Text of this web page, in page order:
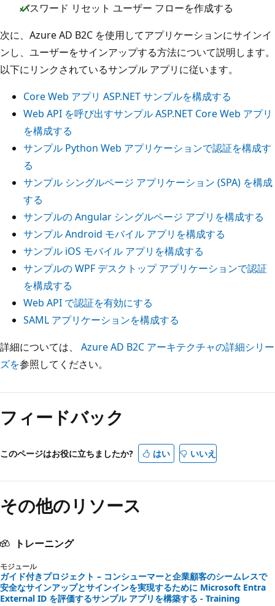
パスワード リセット ユーザー フローを作成する
次に、Azure AD B2C を使用してアプリケーションにサインイ
ンし、ユーザーをサインアップする方法について説明します。
以下にリンクされているサンプル アプリに従います。
Core Web アプリ ASP.NET サンプルを構成する
Web API を呼び出すサンプル ASP.NET Core Web アプリ
を構成する
サンプル Python Web アプリケーションで認証を構成す
る
サンプル シングルページ アプリケーション (SPA) を構成
する
サンプルの Angular シングルページ アプリを構成する
サンプル Android モバイル アプリを構成する
サンプル iOS モバイル アプリを構成する
サンプルの WPF デスクトップ アプリケーションで認証
を構成する
Web API で認証を有効にする
SAML アプリケーションを構成する
詳細については、 Azure AD B2C アーキテクチャの詳細シリー
ズを参照してください。
フィードバック
このページはお役に立ちましたか? はい いいえ
その他のリソース
トレーニング
モジュール
ガイド付きプロジェクト – コンシューマーと企業顧客のシームレスで
安全なサインアップとサインインを実現するために Microsoft Entra
External ID を評価するサンプル アプリを構築する - Training